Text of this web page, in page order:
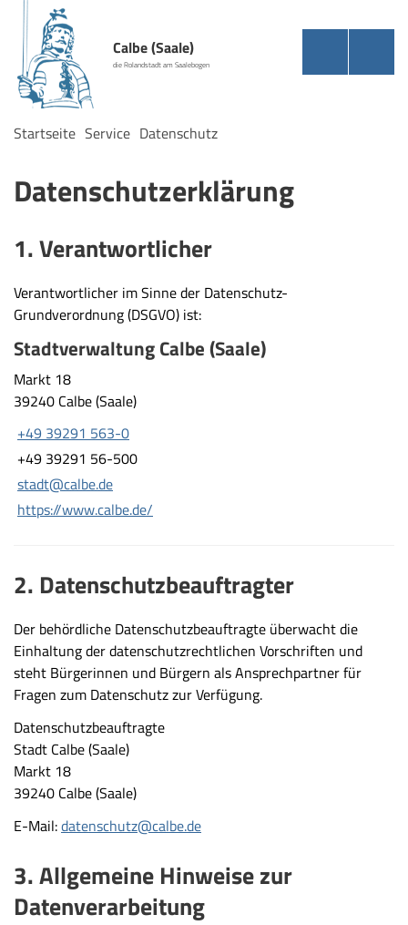
Calbe (Saale)
die Rolandstadt am Saalebogen
Startseite Service Datenschutz
Datenschutzerklärung
1. Verantwortlicher
Verantwortlicher im Sinne der Datenschutz-
Grundverordnung (DSGVO) ist:
Stadtverwaltung Calbe (Saale)
Markt 18
39240 Calbe (Saale)
+49 39291 563-0
+49 39291 56-500
stadt@calbe.de
https://www.calbe.de/
2. Datenschutzbeauftragter
Der behördliche Datenschutzbeauftragte überwacht die
Einhaltung der datenschutzrechtlichen Vorschriften und
steht Bürgerinnen und Bürgern als Ansprechpartner für
Fragen zum Datenschutz zur Verfügung.
Datenschutzbeauftragte
Stadt Calbe (Saale)
Markt 18
39240 Calbe (Saale)
E-Mail:datenschutz@calbe.de
3. Allgemeine Hinweise zur
Datenverarbeitung